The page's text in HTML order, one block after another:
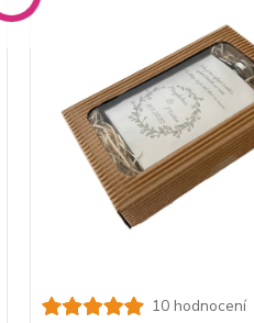
10 hodnocení